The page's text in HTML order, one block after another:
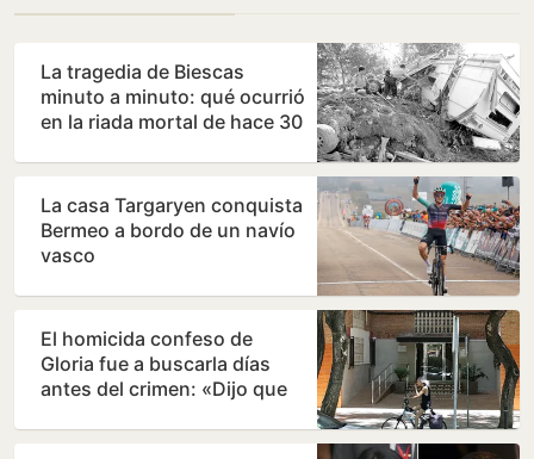
La tragedia de Biescas
minuto a minuto: qué ocurrió
en la riada mortal de hace 30
La casa Targaryen conquista
Bermeo a bordo de un navío
vasco
El homicida confeso de
Gloria fue a buscarla días
antes del crimen: «Dijo que